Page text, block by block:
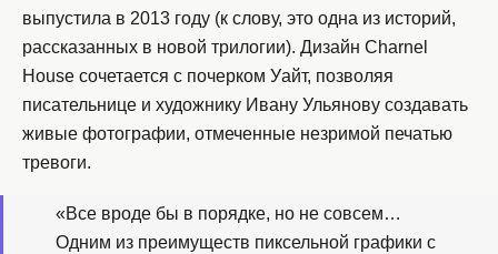
выпустила в 2013 году (к слову, это одна из историй,
рассказанных в новой трилогии). Дизайн Charnel
House сочетается с почерком Уайт, позволяя
писательнице и художнику Ивану Ульянову создавать
живые фотографии, отмеченные незримой печатью
тревоги.
«Все вроде бы в порядке, но не совсем…
Одним из преимуществ пиксельной графики с